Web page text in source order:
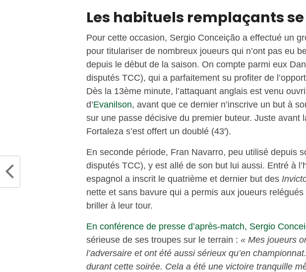
Les habituels remplaçants
Pour cette occasion, Sergio Conceição a effectué un
pour titulariser de nombreux joueurs qui n’ont pas eu
depuis le début de la saison. On compte parmi eux
disputés TCC), qui a parfaitement su profiter de
Dès la 13ème minute, l’attaquant anglais est venu
d’Evanilson, avant que ce dernier n’inscrive un but à
sur une passe décisive du premier buteur. Juste avant
Fortaleza s’est offert un doublé (43′).
En seconde période, Fran Navarro, peu utilisé depuis
disputés TCC), y est allé de son but lui aussi. Entré à
espagnol a inscrit le quatrième et dernier but des
nette et sans bavure qui a permis aux joueurs
briller à leur tour.
En conférence de presse d’après-match, Sergio
sérieuse de ses troupes sur le terrain : « Mes joueurs
l’adversaire et ont été aussi sérieux qu’en
durant cette soirée. Cela a été une victoire tranquille